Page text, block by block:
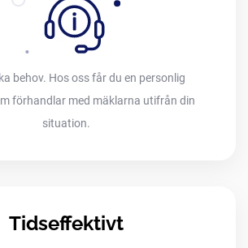
behov. Hos oss får du en personlig
förhandlar med mäklarna utifrån din
situation.
Tidseffektivt